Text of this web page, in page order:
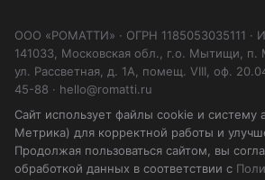
ООО «РОМАТТИ» · ОГРН 1185053035111 ·
141033, Московская обл., г.о. Мытищи, п.
ул. Рассветная, д. 1А, помещ. VIII, оф.
45-88 · hello@romatti.ru
Сайт использует файлы cookie и систему
Метрика) для корректной работы и
Продолжая пользоваться сайтом, вы
обработкой данных в соответствии с